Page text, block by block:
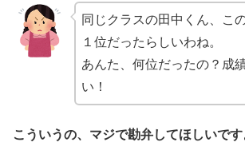
同じクラスの田中くん、こ
１位だったらしいわね。
あんた、何位だったの？成
い！
こういうの、マジで勘弁してほしいです